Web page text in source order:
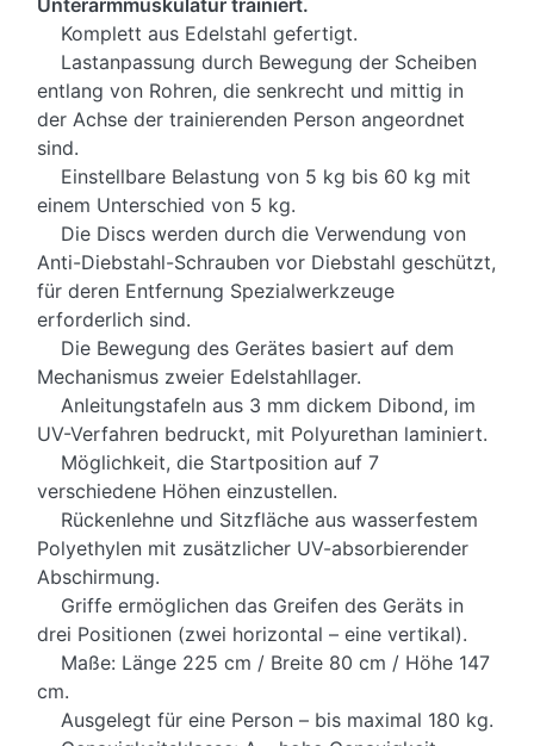
Unterarmmuskulatur trainiert.
Komplett aus Edelstahl gefertigt.
Lastanpassung durch Bewegung der Scheiben
entlang von Rohren, die senkrecht und mittig in
der Achse der trainierenden Person angeordnet
sind.
Einstellbare Belastung von 5 kg bis 60 kg mit
einem Unterschied von 5 kg.
Die Discs werden durch die Verwendung von
Anti-Diebstahl-Schrauben vor Diebstahl geschützt,
für deren Entfernung Spezialwerkzeuge
erforderlich sind.
Die Bewegung des Gerätes basiert auf dem
Mechanismus zweier Edelstahllager.
Anleitungstafeln aus 3 mm dickem Dibond, im
UV-Verfahren bedruckt, mit Polyurethan laminiert.
Möglichkeit, die Startposition auf 7
verschiedene Höhen einzustellen.
Rückenlehne und Sitzfläche aus wasserfestem
Polyethylen mit zusätzlicher UV-absorbierender
Abschirmung.
Griffe ermöglichen das Greifen des Geräts in
drei Positionen (zwei horizontal – eine vertikal).
Maße: Länge 225 cm / Breite 80 cm / Höhe 147
cm.
Ausgelegt für eine Person – bis maximal 180 kg.